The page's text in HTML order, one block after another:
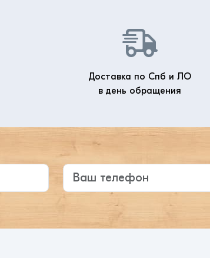
Доставка по Спб и ЛО
в день обращения
Ваш телефон